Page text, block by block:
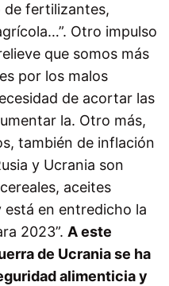
de fertilizantes,
Otro impulso
que somos más
por los malos
de acortar las
la. Otro más,
también de inflación
y Ucrania son
aceites
en entredicho la
2023”. A este
de Ucrania se ha
alimenticia y